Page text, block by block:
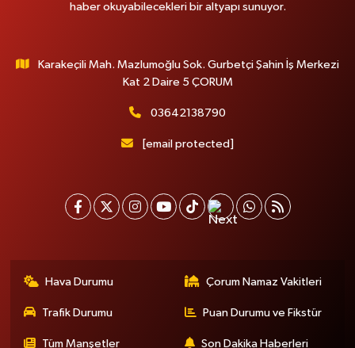
haber okuyabilecekleri bir altyapı sunuyor.
Karakeçili Mah. Mazlumoğlu Sok. Gurbetçi Şahin İş Merkezi
Kat 2 Daire 5 ÇORUM
03642138790
[email protected]
Hava Durumu Çorum Namaz Vakitleri
Trafik Durumu Puan Durumu ve Fikstür
Tüm Manşetler Son Dakika Haberleri